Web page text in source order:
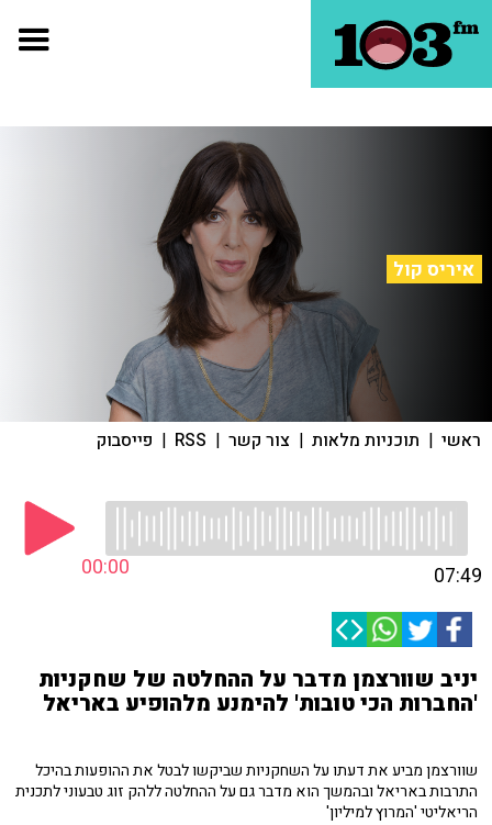
איריס קול
ראשי | תוכניות מלאות | צור קשר |
RSS
| פייסבוק
00:00 07:49
יניב שוורצמן מדבר על ההחלטה של שחקניות
'החברות הכי טובות' להימנע מלהופיע באריאל
שוורצמן מביע את דעתו על השחקניות שביקשו לבטל את ההופעות בהיכל
התרבות באריאל ובהמשך הוא מדבר גם על ההחלטה ללהק זוג טבעוני לתכנית
הריאליטי 'המרוץ למיליון'